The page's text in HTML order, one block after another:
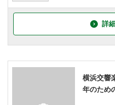
詳
横浜交響
年のため